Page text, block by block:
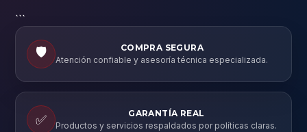
```
🛡️
COMPRA SEGURA
Atención confiable y asesoría técnica especializada.
✅
GARANTÍA REAL
Productos y servicios respaldados por políticas claras.